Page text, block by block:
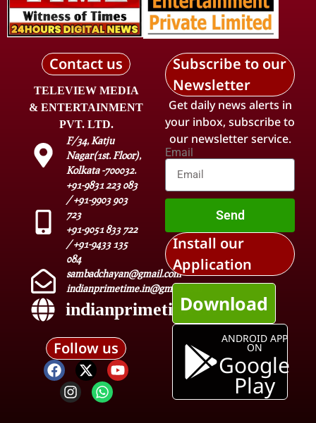
Contact us
TELEVIEW MEDIA
& ENTERTAINMENT
PVT. LTD.
F/34, Katju
Nagar(1st. Floor),
Kolkata -700032.
+91-9831 223 083
/ +91-9903 903
723
+91-9051 833 722
/ +91-9433 135
084
sambadchayan@gmail.com
indianprimetime.in@gmail.com
indianprimetime.in
Follow us
Subscribe to our
Newsletter
Get daily news alerts in
your inbox, subscribe to
our newsletter service.
Email
Send
Install our
Application
Download
ANDROID APP
ON
Google
Play